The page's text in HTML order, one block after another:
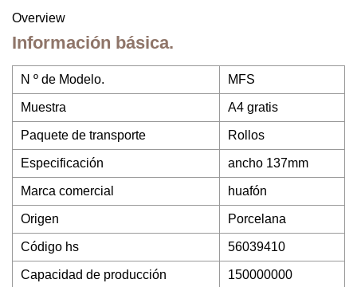
Overview
Información básica.
N º de Modelo. MFS
Muestra A4 gratis
Paquete de transporte Rollos
Especificación ancho 137mm
Marca comercial huafón
Origen Porcelana
Código hs 56039410
Capacidad de producción 150000000